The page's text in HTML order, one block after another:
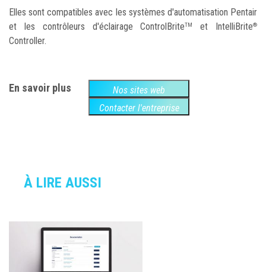
Elles sont compatibles avec les systèmes d'automatisation Pentair
et les contrôleurs d'éclairage ControlBriteTM et IntelliBrite®
Controller.
En savoir plus
Nos sites web
Contacter l'entreprise
À LIRE AUSSI